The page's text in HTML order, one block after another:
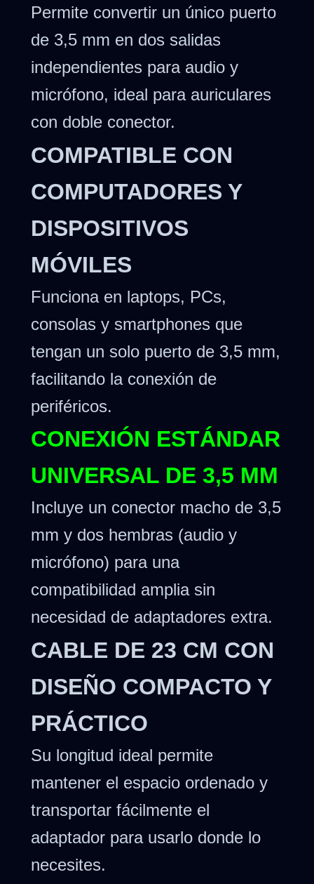
Permite convertir un único puerto
de 3,5 mm en dos salidas
independientes para audio y
micrófono, ideal para auriculares
con doble conector.
COMPATIBLE CON
COMPUTADORES Y
DISPOSITIVOS
MÓVILES
Funciona en laptops, PCs,
consolas y smartphones que
tengan un solo puerto de 3,5 mm,
facilitando la conexión de
periféricos.
CONEXIÓN ESTÁNDAR
UNIVERSAL DE 3,5 MM
Incluye un conector macho de 3,5
mm y dos hembras (audio y
micrófono) para una
compatibilidad amplia sin
necesidad de adaptadores extra.
CABLE DE 23 CM CON
DISEÑO COMPACTO Y
PRÁCTICO
Su longitud ideal permite
mantener el espacio ordenado y
transportar fácilmente el
adaptador para usarlo donde lo
necesites.